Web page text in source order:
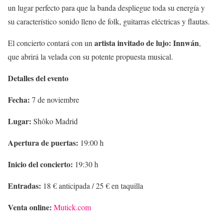
un lugar perfecto para que la banda despliegue toda su energía y
su característico sonido lleno de folk, guitarras eléctricas y flautas.
El concierto contará con un artista invitado de lujo: Innwán,
que abrirá la velada con su potente propuesta musical.
Detalles del evento
Fecha: 7 de noviembre
Lugar: Shôko Madrid
Apertura de puertas: 19:00 h
Inicio del concierto: 19:30 h
Entradas: 18 € anticipada / 25 € en taquilla
Venta online: Mutick.com